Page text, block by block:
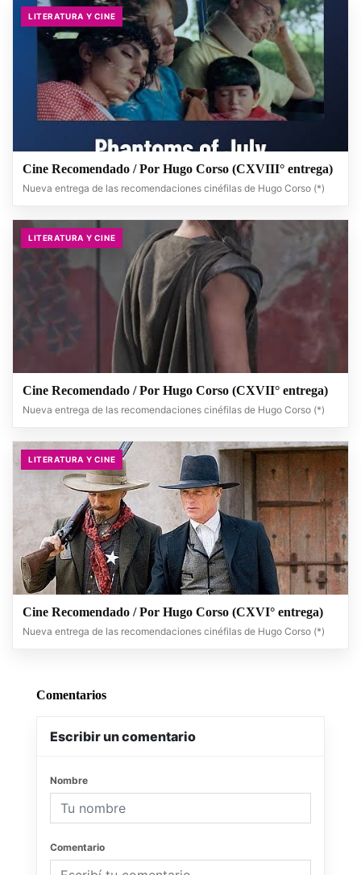
LITERATURA Y CINE
Cine Recomendado / Por Hugo Corso (CXVIII° entrega)
Nueva entrega de las recomendaciones cinéfilas de Hugo Corso (*)
LITERATURA Y CINE
Cine Recomendado / Por Hugo Corso (CXVII° entrega)
Nueva entrega de las recomendaciones cinéfilas de Hugo Corso (*)
LITERATURA Y CINE
Cine Recomendado / Por Hugo Corso (CXVI° entrega)
Nueva entrega de las recomendaciones cinéfilas de Hugo Corso (*)
Comentarios
Escribir un comentario
Nombre
Comentario